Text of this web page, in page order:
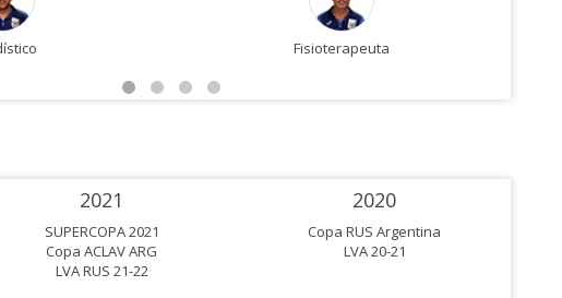
Fisioterapeuta
2021
SUPERCOPA 2021
Copa ACLAV ARG
LVA RUS 21-22
2020
Copa RUS Argentina
LVA 20-21